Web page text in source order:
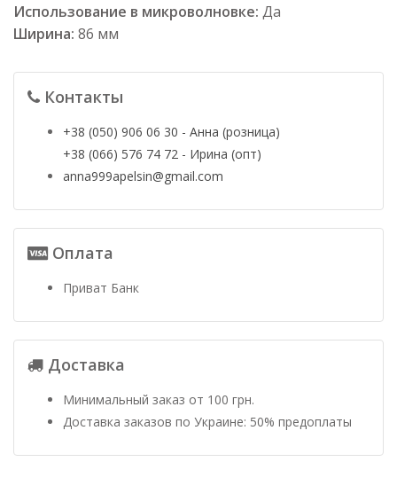
Использование в микроволновке: Да
Ширина: 86 мм
Контакты
+38 (050) 906 06 30 - Анна (розница)
+38 (066) 576 74 72 - Ирина (опт)
anna999apelsin@gmail.com
Оплата
Приват Банк
Доставка
Минимальный заказ от 100 грн.
Доставка заказов по Украине: 50% предоплаты